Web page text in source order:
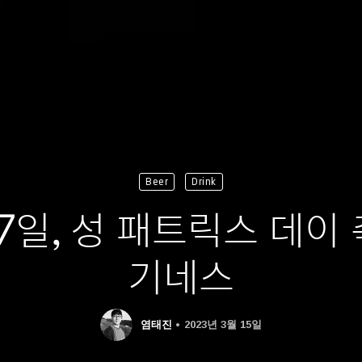
Beer Drink
일, 성 패트릭스 데이
기네스
염태진 2023년 3월 15일